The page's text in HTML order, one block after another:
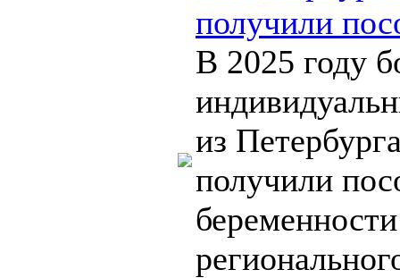
получили
В 2025 году
из
получили